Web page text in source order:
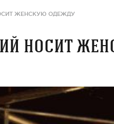
ЖЕНСКУЮ ОДЕЖДУ
носит